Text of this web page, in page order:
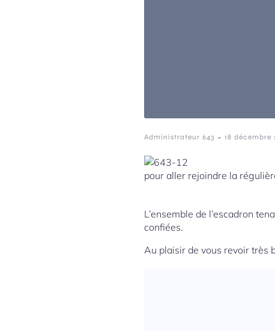
Administrateur 643 - 18 décembre
pour aller rejoindre la
L’ensemble de l’escadron
confiées.
Au plaisir de vous revoir très